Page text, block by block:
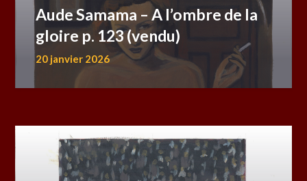
Aude Samama – A l’ombre de la
gloire p. 123 (vendu)
20 janvier 2026